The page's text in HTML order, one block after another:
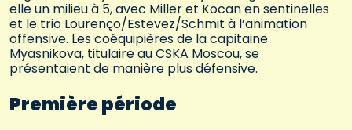
elle un milieu à 5, avec Miller et Kocan en sentinelles
et le trio Lourenço/Estevez/Schmit à l’animation
offensive. Les coéquipières de la capitaine
Myasnikova, titulaire au CSKA Moscou, se
présentaient de manière plus défensive.
Première période